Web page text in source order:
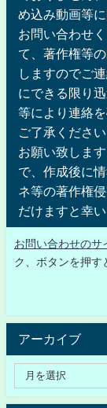
め込み動画等
お問い合わせ
て、著作権等
しますのでご
にできる限り
等により連絡
ご了承くださ
お願い致しま
で、作成後に
ネ等の著作権
だけますと幸い
お問い合わせのサ
ク、ボタンを押す
アーカイブ